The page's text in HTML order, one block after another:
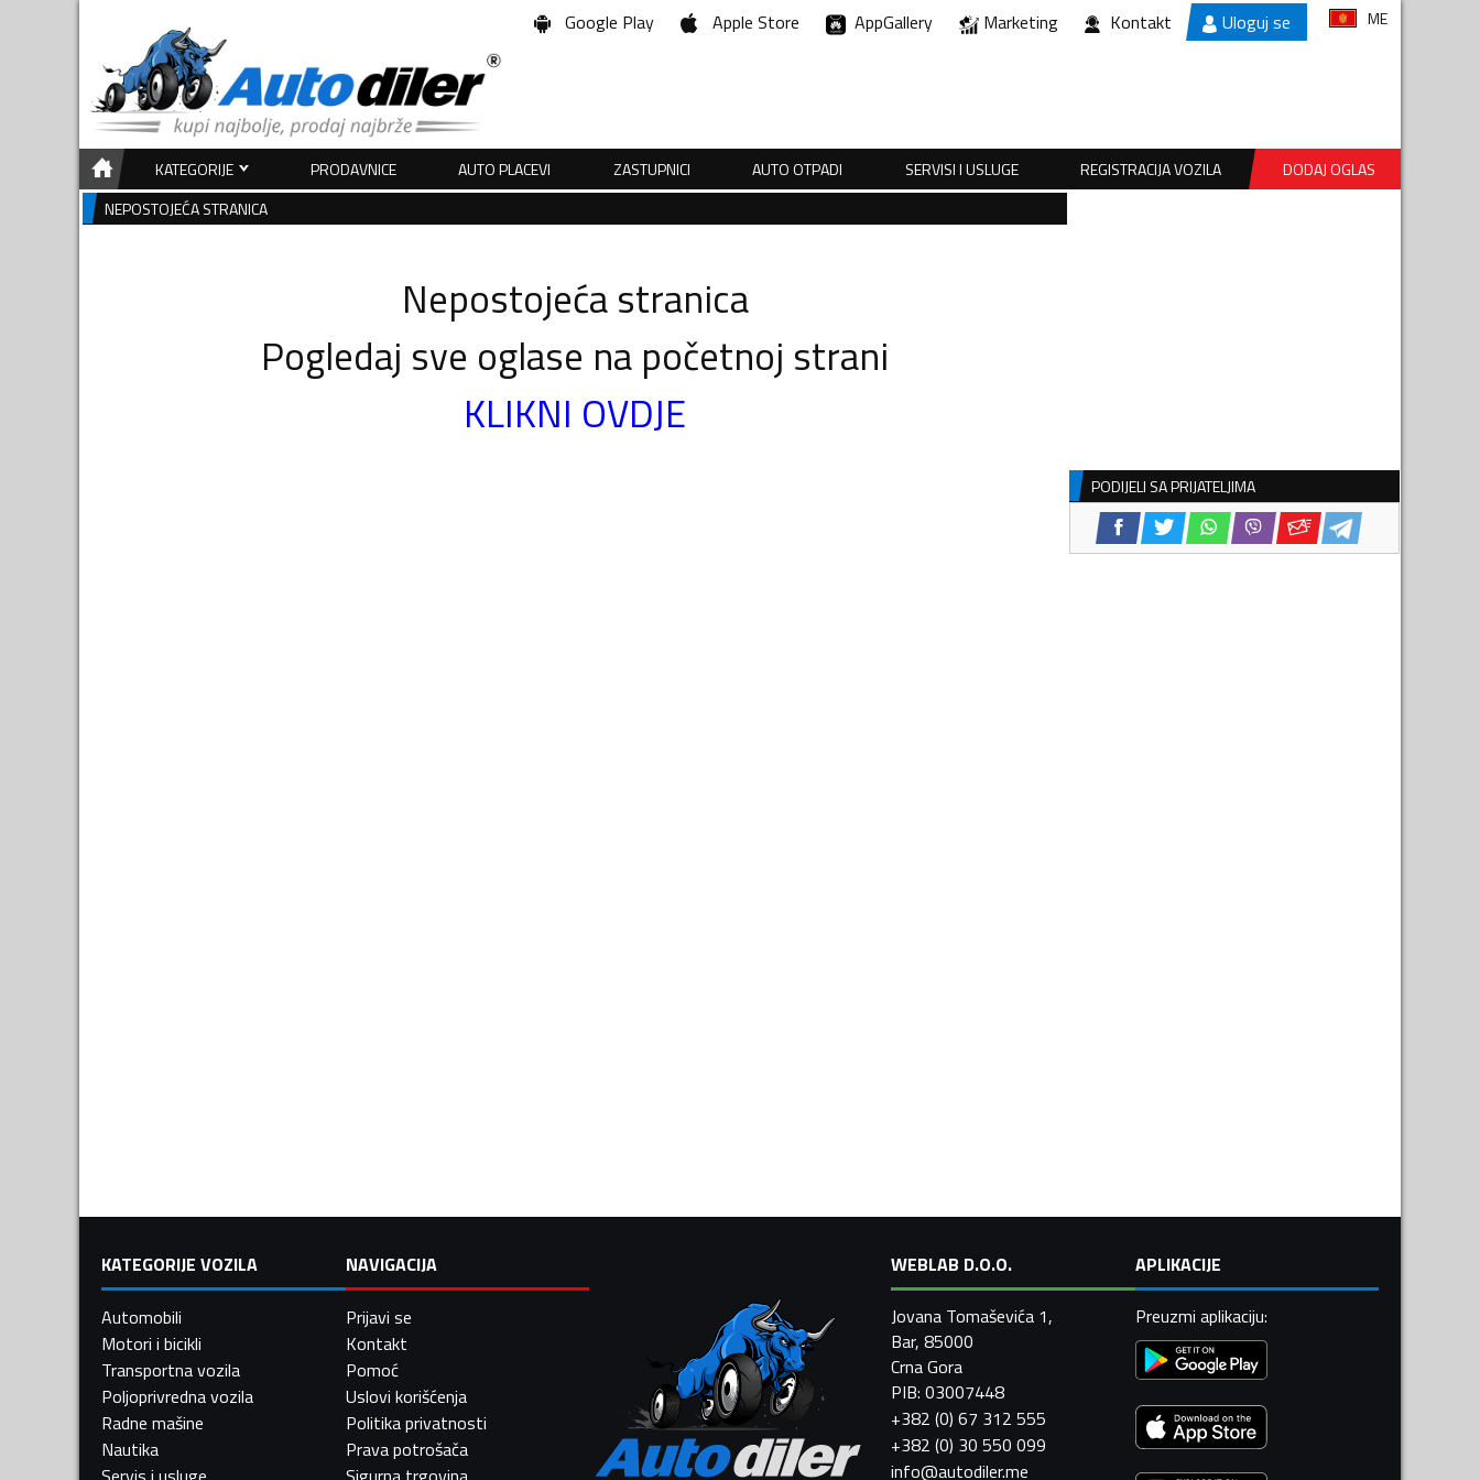
Google Play Apple Store AppGallery Marketing Kontakt Uloguj se ME
KATEGORIJE PRODAVNICE AUTO PLACEVI ZASTUPNICI AUTO OTPADI SERVISI I USLUGE REGISTRACIJA VOZILA
DODAJ OGLAS
NEPOSTOJEĆA STRANICA
Nepostojeća stranica
Pogledaj sve oglase na početnoj strani
KLIKNI OVDJE
PODIJELI SA PRIJATELJIMA
KATEGORIJE VOZILA
Automobili
Motori i bicikli
Transportna vozila
Poljoprivredna vozila
Radne mašine
Nautika
NAVIGACIJA
Prijavi se
Kontakt
Pomoć
Uslovi korišćenja
Politika privatnosti
Prava potrošača
WEBLAB D.O.O.
Jovana Tomaševića 1,
Bar, 85000
Crna Gora
PIB: 03007448
+382 (0) 67 312 555
+382 (0) 30 550 099
info@autodiler.me
APLIKACIJE
Preuzmi aplikaciju: